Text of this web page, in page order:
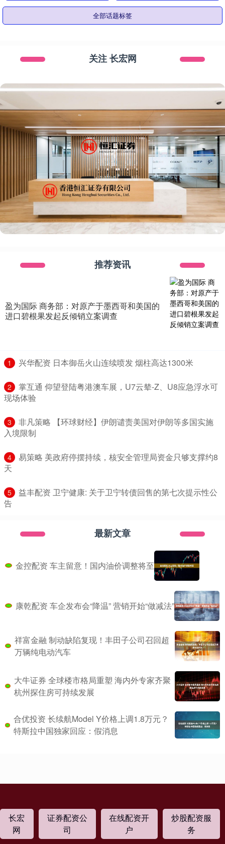
全部话题标签
关注 长宏网
推荐资讯
盈为国际 商务部：对原产于墨西哥和美国的
进口碧根果发起反倾销立案调查
1 ​兴华配资 日本御岳火山连续喷发 烟柱高达1300米
2
​掌互通 仰望登陆粤港澳车展，U7云辇-Z、U8应急浮水可
现场体验
3
​非凡策略 【环球财经】伊朗谴责美国对伊朗等多国实施
入境限制
4
​易策略 美政府停摆持续，核安全管理局资金只够支撑约8
天
5
​益丰配资 卫宁健康: 关于卫宁转债回售的第七次提示性公
告
最新文章
金控配资 车主留意！国内油价调整将至
康乾配资 车企发布会“降温” 营销开始“做减法”
祥富金融 制动缺陷复现！丰田子公司召回超
万辆纯电动汽车
大牛证券 全球楼市格局重塑 海内外专家齐聚
杭州探住房可持续发展
合优投资 长续航Model Y价格上调1.8万元？
特斯拉中国独家回应：假消息
长宏
网
证券配资公
司
在线配资开
户
炒股配资服
务